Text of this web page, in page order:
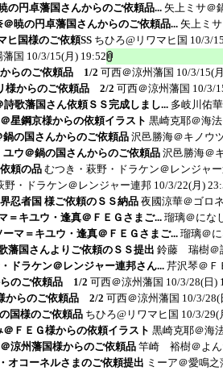
円卓藩国さんからのご依頼品... 矢上ミサ＠
暁の円卓藩国さんからのご依頼品... 矢上ミ
国様のご依頼SS ちひろ@リワマヒ国 10/3/
国 10/3/15(月) 19:52
からのご依頼品 1/2 可西＠涼州藩国 10/3/15(
様からのご依頼品 2/2 可西＠涼州藩国 10/3/
歌藩国さん依頼ＳＳ完成しまし... 多岐川佑
星鋼京様からの依頼イラスト 黒崎克耶＠海
国さんからのご依頼品 沢邑勝海＠キノウ
＠鍋の国さんからのご依頼品 沢邑勝海＠
頼の品 むつき・萩野・ドラケン＠レンジャ
野・ドラケン＠レンジャー連邦 10/3/22(月)
忍者国 様ご依頼のＳＳ納品 夜國涼華＠ゴロ
キユウ・逢真＠ＦＥＧさまご... 瑠璃＠にな
マ＝キユウ・逢真＠ＦＥＧさまご... 瑠璃＠
国さんよりご依頼のＳＳ提出 鈴藤 瑞樹＠
ドラケン＠レンジャー連邦さん... 芹沢琴＠Ｆ
らのご依頼品 1/2 可西＠涼州藩国 10/3/28(日)
からのご依頼品 2/2 可西＠涼州藩国 10/3/28(
国様のご依頼品 ちひろ@リワマヒ国 10/3/29(
ＦＥＧ様からの依頼イラスト 黒崎克耶＠海
涼州藩国様からのご依頼品 竿崎 裕樹＠よん
オコーネルさまのご依頼提出 ミーア＠愛鳴之